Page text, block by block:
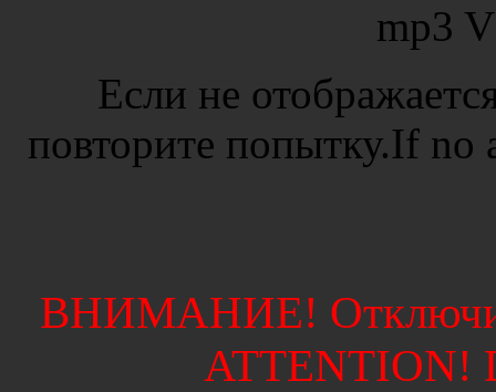
mp3
Если не
повторите попытку.If
ВНИМАНИЕ!
ATTENTION!